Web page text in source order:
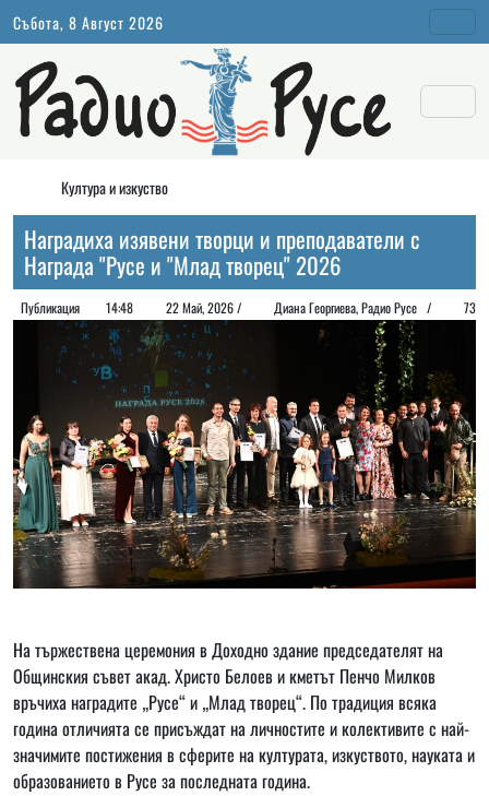
Събота, 8 Август 2026
Култура и изкуство
Наградиха изявени творци и преподаватели с
Награда "Русе и "Млад творец" 2026
Публикация 14:48 22 Май, 2026 / Диана Георгиeва, Радио Русе / 73
На тържествена церемония в Доходно здание председателят на
Общинския съвет акад. Христо Белоев и кметът Пенчо Милков
връчиха наградите „Русе“ и „Млад творец“. По традиция всяка
година отличията се присъждат на личностите и колективите с най-
значимите постижения в сферите на културата, изкуството, науката и
образованието в Русе за последната година.